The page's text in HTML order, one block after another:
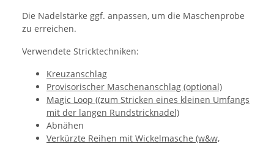
Die Nadelstärke ggf. anpassen, um die Maschenprobe
zu erreichen.
Verwendete Stricktechniken:
Kreuzanschlag
Provisorischer Maschenanschlag (optional)
Magic Loop ((zum Stricken eines kleinen Umfangs
mit der langen Rundstricknadel)
Abnähen
Verkürzte Reihen mit Wickelmasche (w&w,